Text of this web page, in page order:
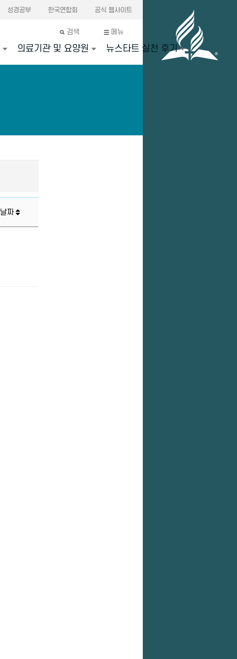
성경공부 한국연합회 공식 웹사이트
검색 메뉴
의료기관 및 요양원 뉴스타트 실천 후기
날짜